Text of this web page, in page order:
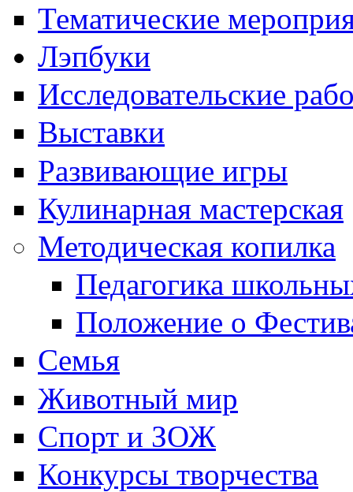
Тематические
Лэпбуки
Исследовательские
Выставки
Развивающие игры
Кулинарная мастерская
Методическая копилка
Педагогика
Положение о
Семья
Животный мир
Спорт и ЗОЖ
Конкурсы творчества